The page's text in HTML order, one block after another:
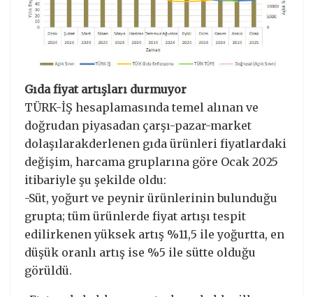
Gıda fiyat artışları durmuyor
TÜRK-İŞ hesaplamasında temel alınan ve
doğrudan piyasadan çarşı-pazar-market
dolaşılarakderlenen gıda ürünleri fiyatlardaki
değişim, harcama gruplarına göre Ocak 2025
itibariyle şu şekilde oldu:
-Süt, yoğurt ve peynir ürünlerinin bulunduğu
grupta; tüm ürünlerde fiyat artışı tespit
edilirkenen yüksek artış %11,5 ile yoğurtta, en
düşük oranlı artış ise %5 ile sütte olduğu
görüldü.